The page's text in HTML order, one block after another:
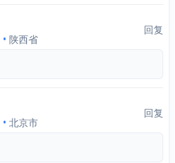
• 陕西省
回复
• 北京市
回复